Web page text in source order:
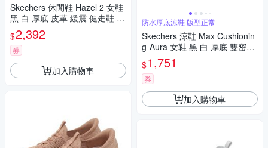
Skechers 休閒鞋 Hazel 2 女鞋
黑 白 厚底 皮革 緩震 健走鞋 17
7447BLK
$2,392
券
加入購物車
防水厚底涼鞋 版型正常
Skechers 涼鞋 Max Cushionin
g-Aura 女鞋 黑 白 厚底 雙密度
緩衝 防水 涼拖鞋 111126BKW
$1,751
券
加入購物車